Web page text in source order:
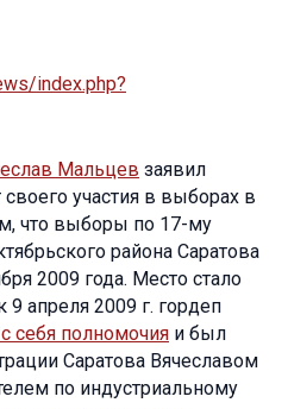
index.php?
Мальцев заявил
участия в выборах в
что выборы по 17-му
района Саратова
2009 года. Место стало
9 апреля 2009 г. гордеп
себя полномочия и был
Саратова Вячеславом
по индустриальному